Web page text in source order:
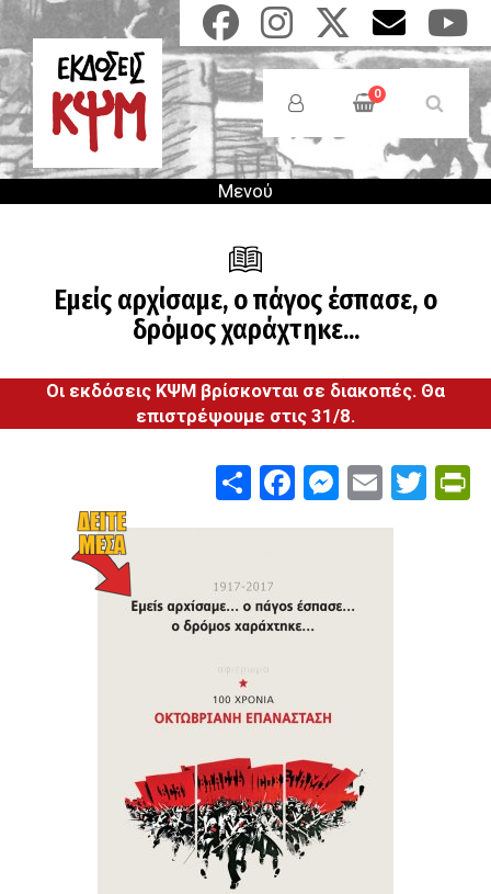
Παράκαμψη
προς
το
κυρίως
περιεχόμενο
Anonymous
Users
Menu
0
Μενού
Εμείς αρχίσαμε, ο πάγος έσπασε, ο
δρόμος χαράχτηκε...
Οι εκδόσεις ΚΨΜ βρίσκονται σε διακοπές. Θα
επιστρέψουμε στις 31/8.
ShareFacebook
Email